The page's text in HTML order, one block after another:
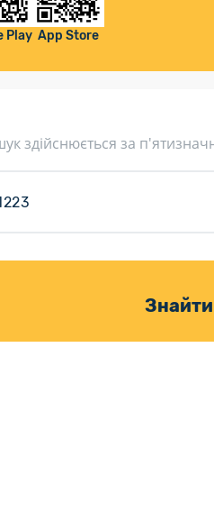
для саду
Play App Store
здійснюється за
Знайти